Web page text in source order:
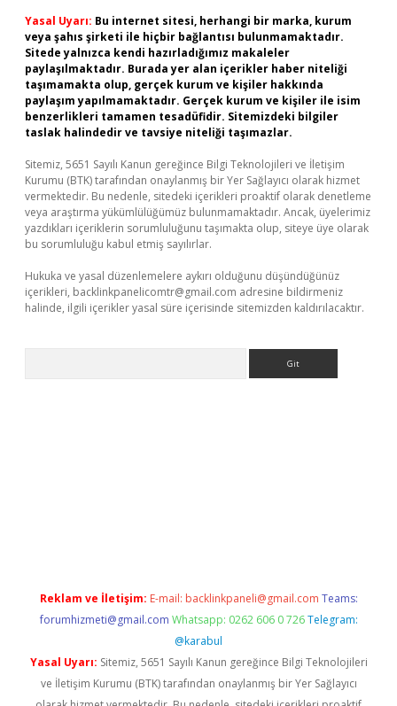
Yasal Uyarı: Bu internet sitesi, herhangi bir marka, kurum
veya şahıs şirketi ile hiçbir bağlantısı bulunmamaktadır.
Sitede yalnızca kendi hazırladığımız makaleler
paylaşılmaktadır. Burada yer alan içerikler haber niteliği
taşımamakta olup, gerçek kurum ve kişiler hakkında
paylaşım yapılmamaktadır. Gerçek kurum ve kişiler ile isim
benzerlikleri tamamen tesadüfidir. Sitemizdeki bilgiler
taslak halindedir ve tavsiye niteliği taşımazlar.
Sitemiz, 5651 Sayılı Kanun gereğince Bilgi Teknolojileri ve İletişim
Kurumu (BTK) tarafından onaylanmış bir Yer Sağlayıcı olarak hizmet
vermektedir. Bu nedenle, sitedeki içerikleri proaktif olarak denetleme
veya araştırma yükümlülüğümüz bulunmamaktadır. Ancak, üyelerimiz
yazdıkları içeriklerin sorumluluğunu taşımakta olup, siteye üye olarak
bu sorumluluğu kabul etmiş sayılırlar.
Hukuka ve yasal düzenlemelere aykırı olduğunu düşündüğünüz
içerikleri, backlinkpanelicomtr@gmail.com adresine bildirmeniz
halinde, ilgili içerikler yasal süre içerisinde sitemizden kaldırılacaktır.
Reklam ve İletişim: E-mail: backlinkpaneli@gmail.com Teams:
forumhizmeti@gmail.com Whatsapp: 0262 606 0 726 Telegram:
@karabul
Yasal Uyarı: Sitemiz, 5651 Sayılı Kanun gereğince Bilgi Teknolojileri
ve İletişim Kurumu (BTK) tarafından onaylanmış bir Yer Sağlayıcı